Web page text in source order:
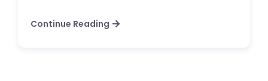
Continue Reading